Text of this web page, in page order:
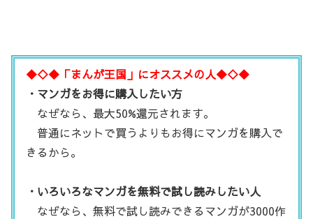
◆◇◆「まんが王国」にオススメの人◆◇◆
・マンガをお得に購入したい方
なぜなら、最大50%還元されます。
普通にネットで買うよりもお得にマンガを購入で
きるから。
・いろいろなマンガを無料で試し読みしたい人
なぜなら、無料で試し読みできるマンガが3000作